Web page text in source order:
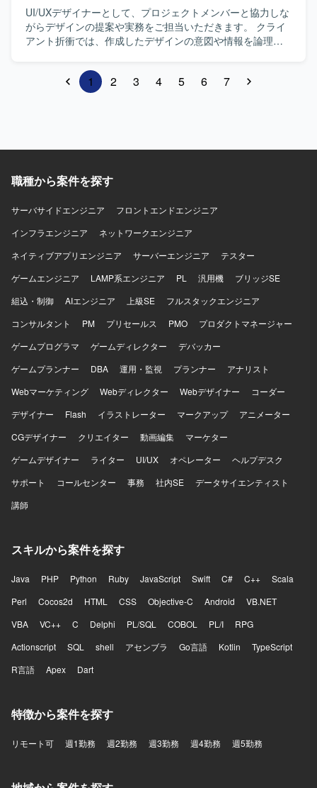
UI/UXデザイナーとして、プロジェクトメンバーと協力しな
がらデザインの提案や実務をご担当いただきます。 クライ
アント折衝では、作成したデザインの意図や情報を論理的
いただきます。 UIデザイナーとして様々なサービス制作か
らUXを学んでいただき、UI/UXデザイナーへと成長いただ
くことも可能です。 ・スマートフォンアプリやWebサービ
理とトンマナやブランドイメージの検討 ・ワイヤーフレー
成やインタラクションの設計 ・コーダー/エンジニアへの実
ライアント折衝
1 2 3 4 5 6 7
職種から案件を探す
サーバサイドエンジニア
フロントエンドエンジニア
インフラエンジニア
ネットワークエンジニア
ネイティブアプリエンジニア
サーバーエンジニア
テスター
ゲームエンジニア
LAMP系エンジニア PL 汎用機
ブリッジSE
組込・制御
AIエンジニア 上級SE
フルスタックエンジニア
コンサルタント
PM プリセールス PMO
プロダクトマネージャー
ゲームプログラマ
ゲームディレクター
デバッカー
ゲームプランナー
DBA 運用・監視 プランナー
アナリスト
Webマーケティング
Webディレクター Webデザイナー
コーダー
デザイナー
Flash イラストレーター マークアップ
アニメーター
CGデザイナー
クリエイター 動画編集
マーケター
ゲームデザイナー
ライター UI/UX オペレーター
ヘルプデスク
サポート
コールセンター 事務 社内SE
データサイエンティスト
講師
スキルから案件を探す
Java PHP Python Ruby JavaScript Swift C# C++
Scala
Perl
Cocos2d HTML CSS Objective-C Android
VB.NET
VBA
VC++ C Delphi PL/SQL COBOL PL/I
RPG
Actionscript
SQL shell アセンブラ Go言語 Kotlin
TypeScript
R言語
Apex Dart
特徴から案件を探す
リモート可 週1勤務 週2勤務 週3勤務 週4勤務 週5勤務